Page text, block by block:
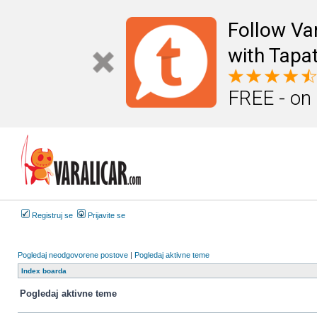
Follow
with
FREE -
Registruj se Prijavite se
Pogledaj neodgovorene postove | Pogledaj aktivne teme
Index boarda
Pogledaj aktivne teme